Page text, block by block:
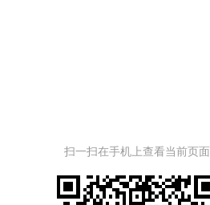
扫一扫在手机上查看当前页面